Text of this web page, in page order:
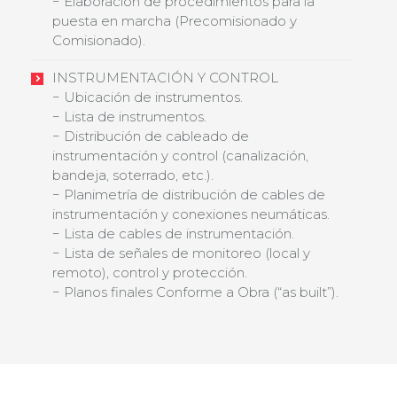
puesta en marcha (Precomisionado y
Comisionado).
INSTRUMENTACIÓN Y CONTROL
− Ubicación de instrumentos.
− Lista de instrumentos.
− Distribución de cableado de
instrumentación y control (canalización,
bandeja, soterrado, etc.).
− Planimetría de distribución de cables de
instrumentación y conexiones neumáticas.
− Lista de cables de instrumentación.
− Lista de señales de monitoreo (local y
remoto), control y protección.
− Planos finales Conforme a Obra (“as built”).